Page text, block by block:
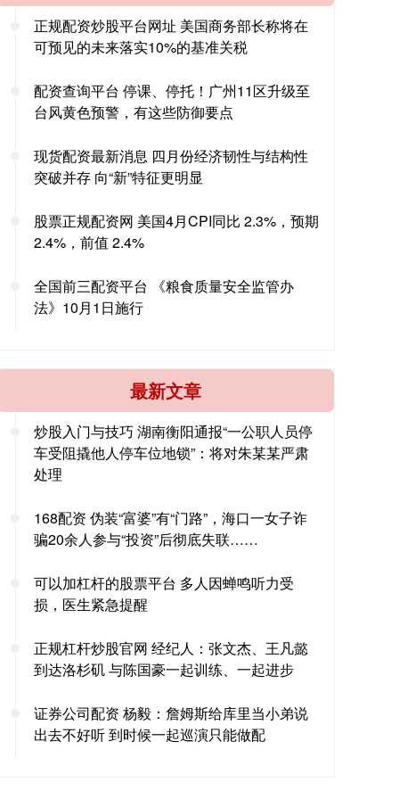
正规配资炒股平台网址 美国商务部长称将在
可预见的未来落实10%的基准关税
配资查询平台 停课、停托！广州11区升级至
台风黄色预警，有这些防御要点
现货配资最新消息 四月份经济韧性与结构性
突破并存 向“新”特征更明显
股票正规配资网 美国4月CPI同比 2.3%，预期
2.4%，前值 2.4%
全国前三配资平台 《粮食质量安全监管办
法》10月1日施行
最新文章
炒股入门与技巧 湖南衡阳通报“一公职人员停
车受阻撬他人停车位地锁”：将对朱某某严肃
处理
168配资 伪装“富婆”有“门路”，海口一女子诈
骗20余人参与“投资”后彻底失联……
可以加杠杆的股票平台 多人因蝉鸣听力受
损，医生紧急提醒
正规杠杆炒股官网 经纪人：张文杰、王凡懿
到达洛杉矶 与陈国豪一起训练、一起进步
证券公司配资 杨毅：詹姆斯给库里当小弟说
出去不好听 到时候一起巡演只能做配